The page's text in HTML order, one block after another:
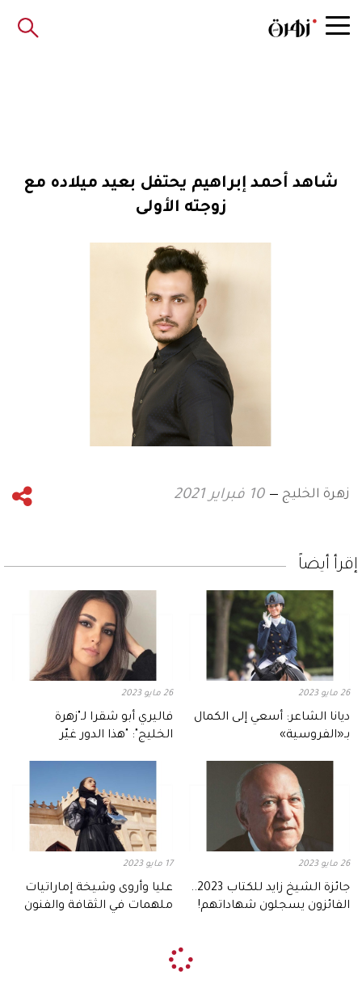
شاهد أحمد إبراهيم يحتفل بعيد ميلاده مع
زوجته الأولى
زهرة الخليج 10 فبراير 2021
إقرأ أيضاً
26 مايو 2023
ديانا الشاعر: أسعي إلى الكمال
بـ«الفروسية»
26 مايو 2023
فاليري أبو شقرا لـ"زهرة
الخليج": "هذا الدور غيّر
26 مايو 2023
جائزة الشيخ زايد للكتاب 2023..
الفائزون يسجلون شهاداتهم!
17 مايو 2023
عليا وأروى وشيخة إماراتيات
ملهمات في الثقافة والفنون